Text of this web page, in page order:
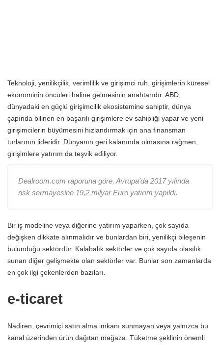
Teknoloji, yenilikçilik, verimlilik ve girişimci ruh, girişimlerin küresel
ekonominin öncüleri haline gelmesinin anahtarıdır. ABD,
dünyadaki en güçlü girişimcilik ekosistemine sahiptir, dünya
çapında bilinen en başarılı girişimlere ev sahipliği yapar ve yeni
girişimcilerin büyümesini hızlandırmak için ana finansman
turlarının lideridir. Dünyanın geri kalanında olmasına rağmen,
girişimlere yatırım da teşvik ediliyor.
Dealroom.com raporuna göre, Avrupa'da 2017 yılında
risk sermayesine 19,2 milyar Euro yatırım yapıldı.
Bir iş modeline veya diğerine yatırım yaparken, çok sayıda
değişken dikkate alınmalıdır ve bunlardan biri, yenilikçi bileşenin
bulunduğu sektördür. Kalabalık sektörler ve çok sayıda olasılık
sunan diğer gelişmekte olan sektörler var. Bunlar son zamanlarda
en çok ilgi çekenlerden bazıları.
e-ticaret
Nadiren, çevrimiçi satın alma imkanı sunmayan veya yalnızca bu
kanal üzerinden ürün dağıtan mağaza. Tüketme şeklinin önemli